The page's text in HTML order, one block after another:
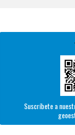
Suscríbete a